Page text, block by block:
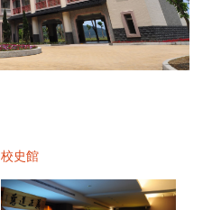
校史館